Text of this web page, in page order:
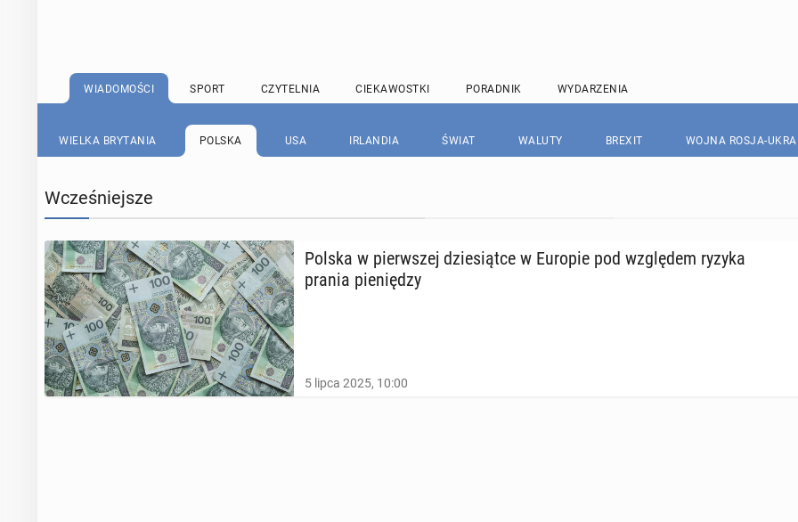
WIADOMOŚCI SPORT CZYTELNIA CIEKAWOSTKI PORADNIK WYDARZENIA
WIELKA BRYTANIA POLSKA USA IRLANDIA ŚWIAT WALUTY BREXIT WOJNA ROSJA-
Wcześniejsze
Polska w pierw­szej dzie­siąt­ce w Europie pod wzglę­dem ryzyka
prania pie­nię­dzy
5 lipca 2025, 10:00